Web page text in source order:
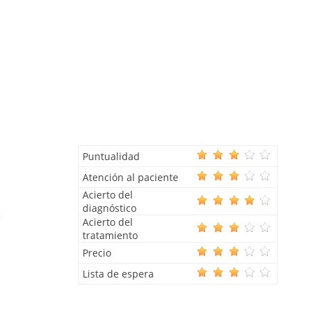
Puntualidad
Atención al paciente
Acierto del
diagnóstico
Acierto del
tratamiento
Precio
Lista de espera